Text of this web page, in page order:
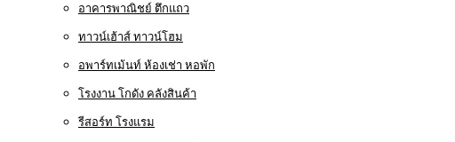
อาคารพาณิชย์ ตึกแถว
ทาวน์เฮ้าส์ ทาวน์โฮม
อพาร์ทเม้นท์ ห้องเช่า หอพัก
โรงงาน โกดัง คลังสินค้า
รีสอร์ท โรงแรม